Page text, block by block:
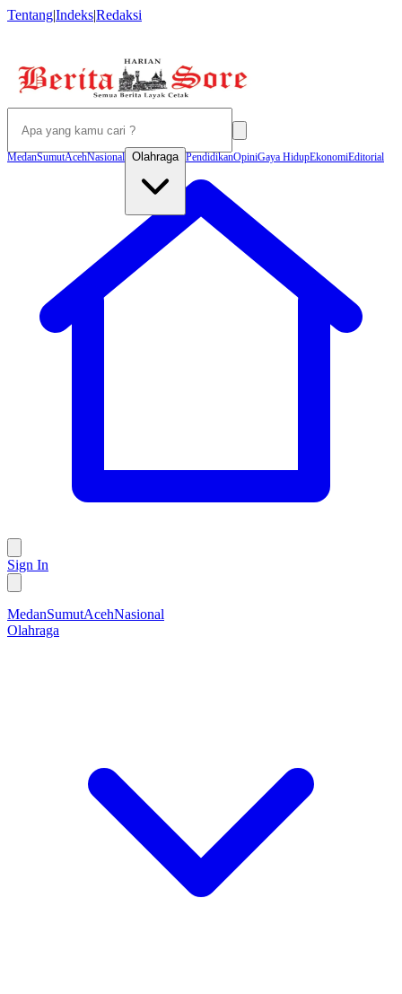
Tentang|Indeks|Redaksi
MedanSumutAcehNasional Olahraga PendidikanOpiniGaya HidupEkonomiEditorial
Sign In
MedanSumutAcehNasional
Olahraga